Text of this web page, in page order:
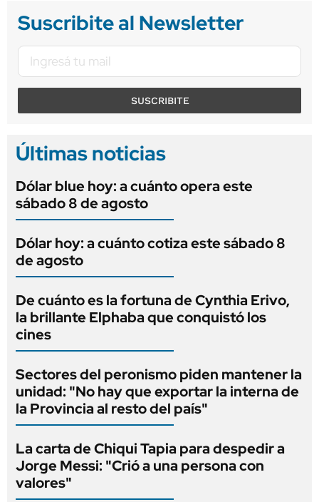
Suscribite al Newsletter
SUSCRIBITE
Últimas noticias
Dólar blue hoy: a cuánto opera este
sábado 8 de agosto
Dólar hoy: a cuánto cotiza este sábado 8
de agosto
De cuánto es la fortuna de Cynthia Erivo,
la brillante Elphaba que conquistó los
cines
Sectores del peronismo piden mantener la
unidad: "No hay que exportar la interna de
la Provincia al resto del país"
La carta de Chiqui Tapia para despedir a
Jorge Messi: "Crió a una persona con
valores"